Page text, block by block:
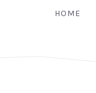
HOME